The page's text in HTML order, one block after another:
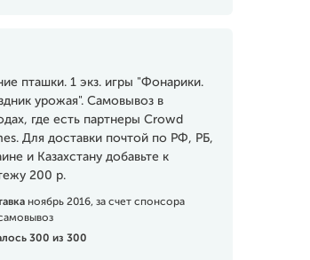
пташки. 1 экз. игры "Фонарики.
урожая". Самовывоз в
где есть партнеры Crowd
Для доставки почтой по РФ, РБ,
и Казахстану добавьте к
200 р.
ноябрь 2016, за счет спонсора
300 из 300